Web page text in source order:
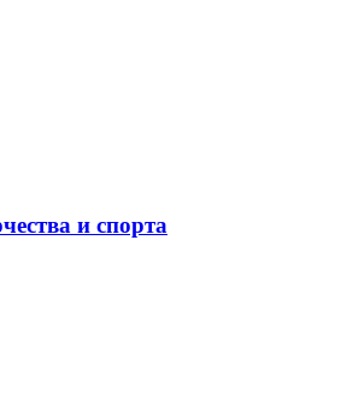
и спорта